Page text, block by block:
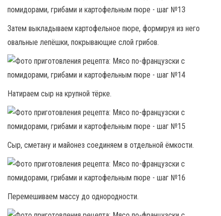
Затем выкладываем картофельное пюре, формируя из него
овальные лепёшки, покрывающие слой грибов.
Натираем сыр на крупной тёрке.
Сыр, сметану и майонез соединяем в отдельной ёмкости.
Перемешиваем массу до однородности.